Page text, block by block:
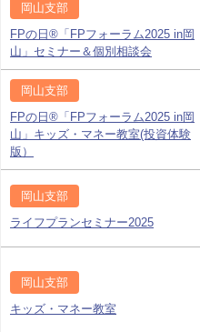
岡山支部
FPの日®「FPフォーラム2025 in岡
山」セミナー＆個別相談会
岡山支部
FPの日®「FPフォーラム2025 in岡
山」キッズ・マネー教室(投資体験
版）
岡山支部
ライフプランセミナー2025
岡山支部
キッズ・マネー教室